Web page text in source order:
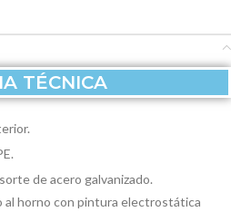
TÉCNICA
de acero galvanizado.
al horno con pintura electrostática